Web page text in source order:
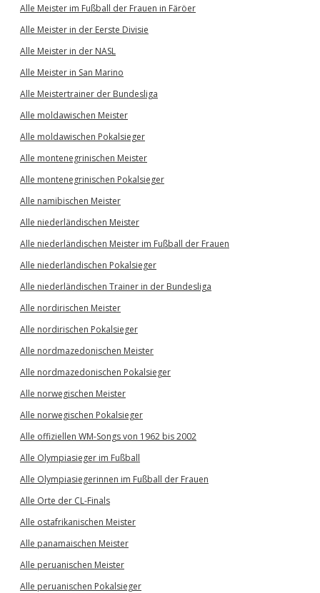
Alle Meister im Fußball der Frauen in Färöer
Alle Meister in der Eerste Divisie
Alle Meister in der NASL
Alle Meister in San Marino
Alle Meistertrainer der Bundesliga
Alle moldawischen Meister
Alle moldawischen Pokalsieger
Alle montenegrinischen Meister
Alle montenegrinischen Pokalsieger
Alle namibischen Meister
Alle niederländischen Meister
Alle niederländischen Meister im Fußball der Frauen
Alle niederländischen Pokalsieger
Alle niederländischen Trainer in der Bundesliga
Alle nordirischen Meister
Alle nordirischen Pokalsieger
Alle nordmazedonischen Meister
Alle nordmazedonischen Pokalsieger
Alle norwegischen Meister
Alle norwegischen Pokalsieger
Alle offiziellen WM-Songs von 1962 bis 2002
Alle Olympiasieger im Fußball
Alle Olympiasiegerinnen im Fußball der Frauen
Alle Orte der CL-Finals
Alle ostafrikanischen Meister
Alle panamaischen Meister
Alle peruanischen Meister
Alle peruanischen Pokalsieger